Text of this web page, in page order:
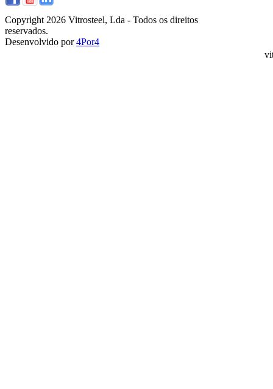
Copyright 2026 Vitrosteel, Lda - Todos os direitos
reservados.
Desenvolvido por4Por4